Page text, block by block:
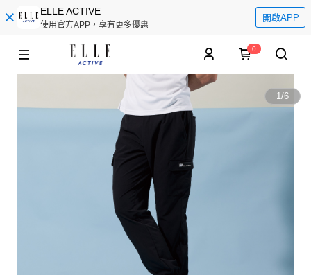
ELLE ACTIVE
使用官方APP，享有更多優惠
開啟APP
0
1/6